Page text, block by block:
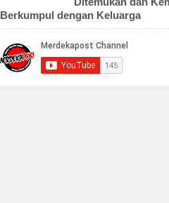
Berkumpul dengan Keluarga